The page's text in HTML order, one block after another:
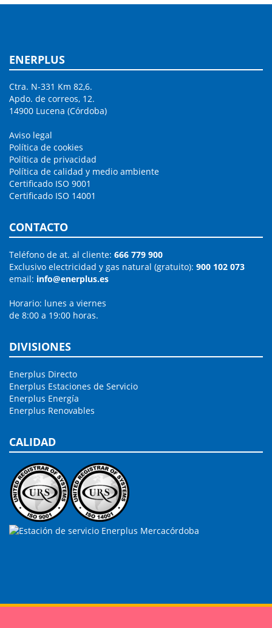
ENERPLUS
Ctra. N-331 Km 82,6.
Apdo. de correos, 12.
14900 Lucena (Córdoba)
Aviso legal
Política de cookies
Política de privacidad
Política de calidad y medio ambiente
Certificado ISO 9001
Certificado ISO 14001
CONTACTO
Teléfono de at. al cliente: 666 779 900
Exclusivo electricidad y gas natural (gratuito): 900 102 073
email: info@enerplus.es
Horario: lunes a viernes
de 8:00 a 19:00 horas.
DIVISIONES
Enerplus Directo
Enerplus Estaciones de Servicio
Enerplus Energía
Enerplus Renovables
CALIDAD